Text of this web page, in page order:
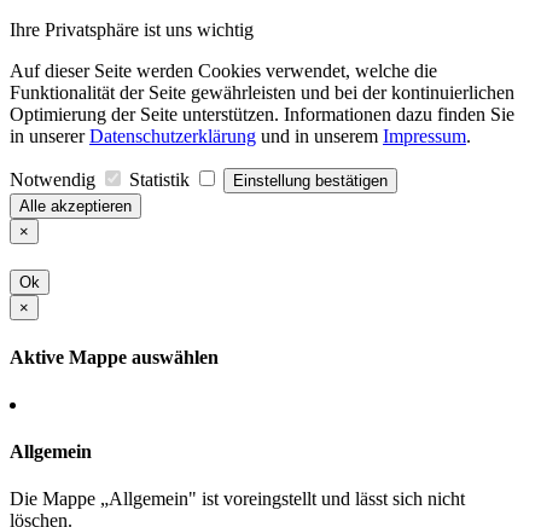
Ihre Privatsphäre ist uns wichtig
Auf dieser Seite werden Cookies verwendet, welche die
Funktionalität der Seite gewährleisten und bei der kontinuierlichen
Optimierung der Seite unterstützen. Informationen dazu finden Sie
in unsererDatenschutzerklärung und in unserem Impressum.
Notwendig Statistik
Einstellung bestätigen
Alle akzeptieren
×
Ok
×
Aktive Mappe auswählen
Allgemein
Die Mappe „Allgemein" ist voreingstellt und lässt sich nicht
löschen.